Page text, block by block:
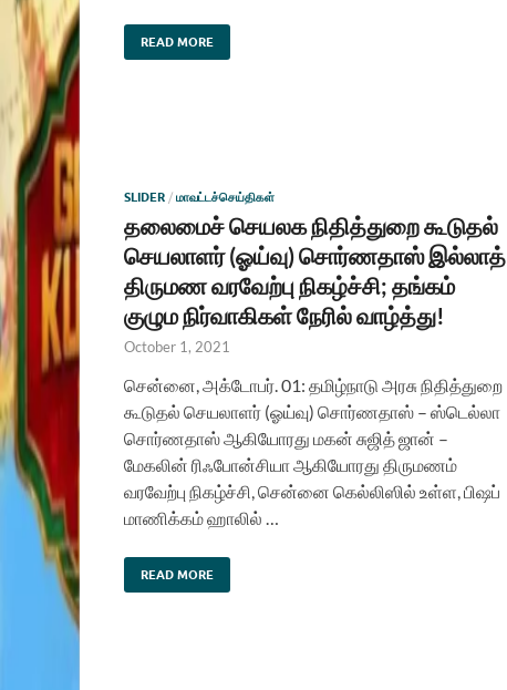
READ MORE
SLIDER / மாவட்டச்செய்திகள்
தலைமைச் செயலக நிதித்துறை கூடுதல்
செயலாளர் (ஓய்வு) சொர்ணதாஸ் இல்லாத்
திருமண வரவேற்பு நிகழ்ச்சி; தங்கம்
குழும நிர்வாகிகள் நேரில் வாழ்த்து!
October 1, 2021
சென்னை, அக்டோபர். 01: தமிழ்நாடு அரசு நிதித்துறை
கூடுதல் செயலாளர் (ஓய்வு) சொர்ணதாஸ் – ஸ்டெல்லா
சொர்ணதாஸ் ஆகியோரது மகன் சுஜித் ஜான் –
மேகலின் ரிஃபோன்சியா ஆகியோரது திருமணம்
வரவேற்பு நிகழ்ச்சி, சென்னை கெல்லிஸில் உள்ள, பிஷப்
மாணிக்கம் ஹாலில் …
READ MORE